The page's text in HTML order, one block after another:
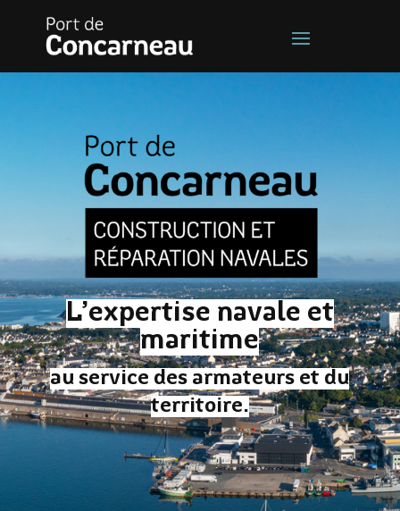
L’expertise navale et
maritime
au service des armateurs et du
territoire.